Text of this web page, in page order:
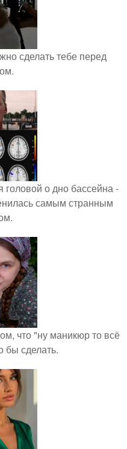
сделать тебе перед
головой о дно бассейна -
самым странным
что "ну маникюр то всё
бы сделать.